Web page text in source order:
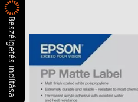
Beszélgetés indítása